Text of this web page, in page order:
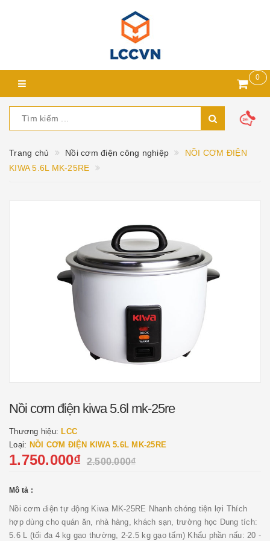
0
Trang chủ Nồi cơm điện công nghiệp
NỒI CƠM ĐIỆN
KIWA 5.6L MK-25RE
Nồi cơm điện kiwa 5.6l mk-25re
Thương hiệu: LCC
Loại: NỒI CƠM ĐIỆN KIWA 5.6L MK-25RE
1.750.000₫ 2.500.000₫
Mô tả :
Nồi cơm điện tự động Kiwa MK-25RE Nhanh chóng tiện lợi Thích
hợp dùng cho quán ăn, nhà hàng, khách sạn, trường học Dung tích:
5.6 L (tối đa 4 kg gạo thường, 2-2.5 kg gạo tấm) Khẩu phần nấu: 20 -